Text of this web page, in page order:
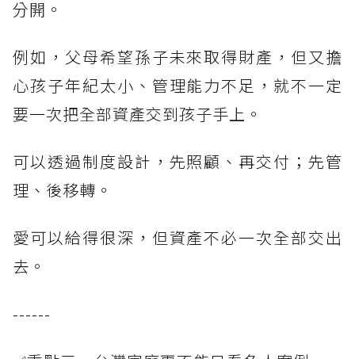
分開。
例如，父母希望孫子未來取得財產，但又擔
心孩子年紀太小、管理能力不足，就不一定
要一次把全部資產交到孩子手上。
可以透過制度設計，先照顧、再交付；先管
理、後移轉。
愛可以給得很深，但資產不必一次全部交出
去。
------